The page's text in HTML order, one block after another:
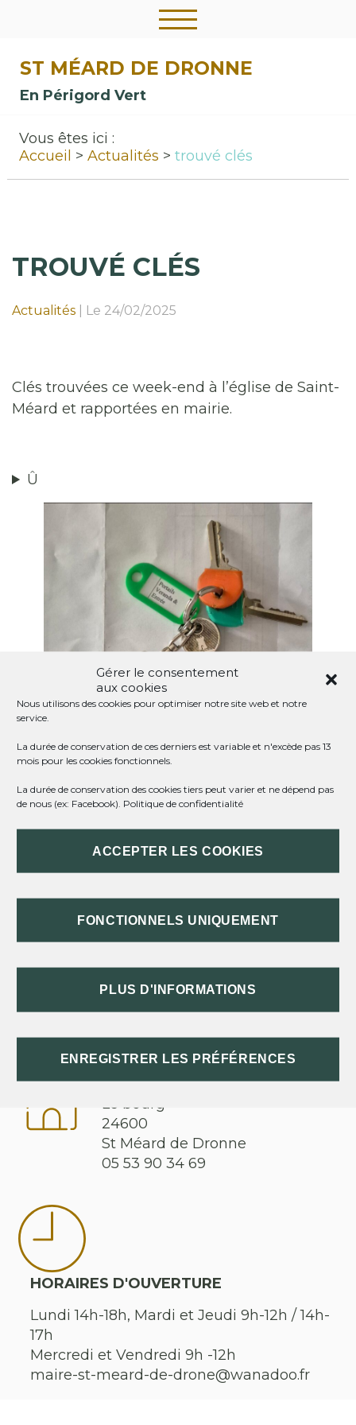
Gérer le consentement
aux cookies
Nous utilisons des cookies pour optimiser notre site web et notre
service.
La durée de conservation de ces derniers est variable et n'excède pas 13
mois pour les cookies fonctionnels.
La durée de conservation des cookies tiers peut varier et ne dépend pas
de nous (ex: Facebook). Politique de confidentialité
ACCEPTER LES COOKIES
FONCTIONNELS UNIQUEMENT
PLUS D'INFORMATIONS
ENREGISTRER LES PRÉFÉRENCES
ST MÉARD DE DRONNE
En Périgord Vert
Vous êtes ici :
Accueil
Actualités trouvé clés
TROUVÉ CLÉS
Actualités Le 24/02/2025
Clés trouvées ce week-end à l’église de Saint-
Méard et rapportées en mairie.
Û
L
M M J V S
D
5 6 7
10
11 12 13 14 15
16
17
18 19 20 21 22
23
25 26 27 28 29
31
« Mai
Le bourg
24600
St Méard de Dronne
05 53 90 34 69
HORAIRES D'OUVERTURE
Lundi 14h-18h, Mardi et Jeudi 9h-12h / 14h-
17h
Mercredi et Vendredi 9h -12h
maire-st-meard-de-drone@wanadoo.fr